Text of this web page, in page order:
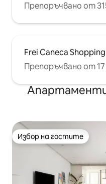
Препоръчвано от
Frei Caneca
Препоръчвано от
Апартаменти
Избор на гостите
Избор на гостите